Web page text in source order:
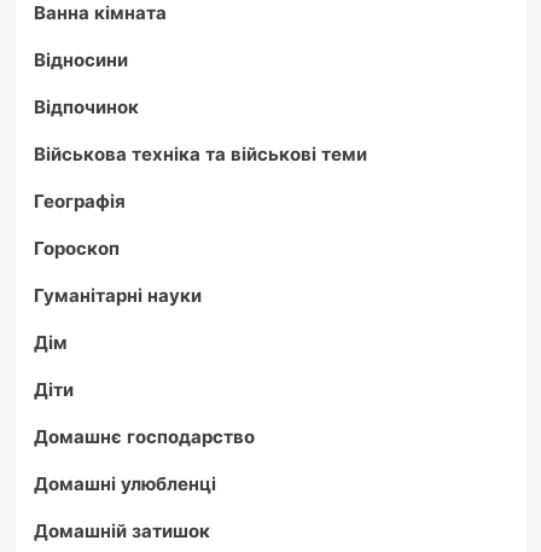
Ванна кімната
Відносини
Відпочинок
Військова техніка та військові теми
Географія
Гороскоп
Гуманітарні науки
Дім
Діти
Домашнє господарство
Домашні улюбленці
Домашній затишок